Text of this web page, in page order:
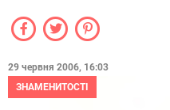
29 червня 2006, 16:03
ЗНАМЕНИТОСТІ